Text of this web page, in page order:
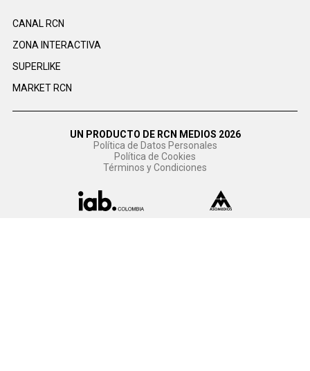
CANAL RCN
ZONA INTERACTIVA
SUPERLIKE
MARKET RCN
UN PRODUCTO DE RCN MEDIOS 2026
Política de Datos Personales
Política de Cookies
Términos y Condiciones